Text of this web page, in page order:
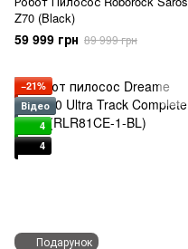
Z70 (Black)
59 999 грн 89 999 грн
Подарунок
−21%
Відео
4
4